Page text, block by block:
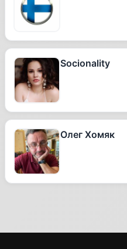
Socionality
Олег Хомяк